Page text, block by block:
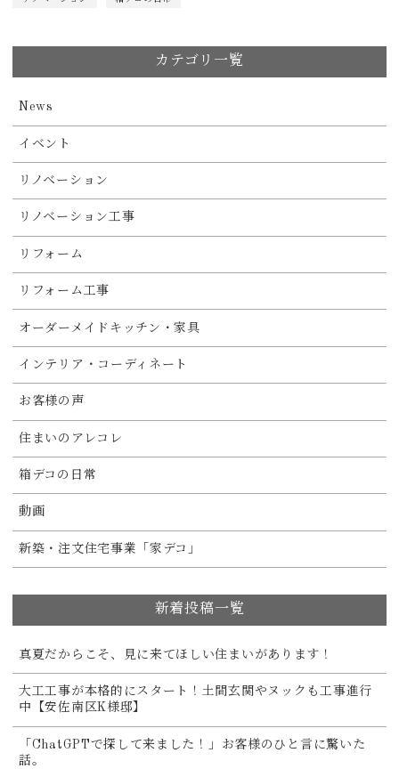
カテゴリ一覧
News
イベント
リノベーション
リノベーション工事
リフォーム
リフォーム工事
オーダーメイドキッチン・家具
インテリア・コーディネート
お客様の声
住まいのアレコレ
箱デコの日常
動画
新築・注文住宅事業「家デコ」
新着投稿一覧
真夏だからこそ、見に来てほしい住まいがあります！
大工工事が本格的にスタート！土間玄関やヌックも工事進行
中【安佐南区K様邸】
「ChatGPTで探して来ました！」お客様のひと言に驚いた
話。